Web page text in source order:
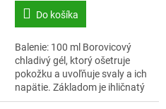
Do košíka
Balenie: 100 ml Borovicový
chladivý gél, ktorý ošetruje
pokožku a uvoľňuje svaly a ich
napätie. Základom je ihličnatý
strom, borovica limba, rastúci